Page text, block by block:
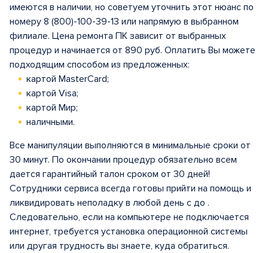
имеются в наличии, но советуем уточнить этот нюанс по
номеру 8 (800)-100-39-13 или напрямую в выбранном
филиале. Цена ремонта ПК зависит от выбранных
процедур и начинается от 890 руб. Оплатить Вы можете
подходящим способом из предложенных:
картой MasterCard;
картой Visa;
картой Мир;
наличными.
Все манипуляции выполняются в минимальные сроки от
30 минут. По окончании процедур обязательно всем
дается гарантийный талон сроком от 30 дней!
Сотрудники сервиса всегда готовы прийти на помощь и
ликвидировать неполадку в любой день с до .
Следовательно, если на компьютере не подключается
интернет, требуется установка операционной системы
или другая трудность вы знаете, куда обратиться.